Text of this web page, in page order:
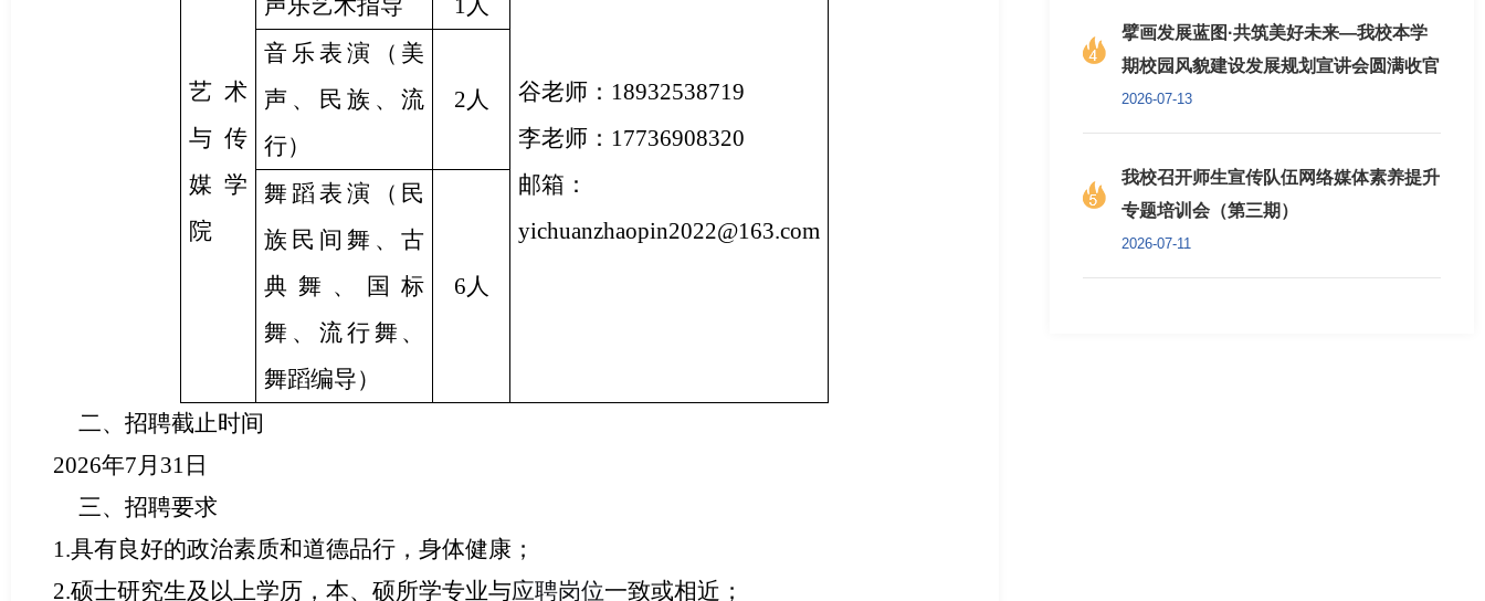
艺术
与传
媒学
院
谷老师：18932538719
李老师：17736908320
邮箱：
yichuanzhaopin2022@163.com
音乐表演（美
声、民族、流
行）
2人
舞蹈表演（民
族民间舞、古
典舞、国标
舞、流行舞、
舞蹈编导）
6人
二、招聘截止时间
2026年7月31日
三、招聘要求
1.具有良好的政治素质和道德品行，身体健康；
2.硕士研究生及以上学历，本、硕所学专业与应聘岗位一致或相近；
擘画发展蓝图·共筑美好未来—我校本学
期校园风貌建设发展规划宣讲会圆满收官
2026-07-13
我校召开师生宣传队伍网络媒体素养提升
专题培训会（第三期）
2026-07-11